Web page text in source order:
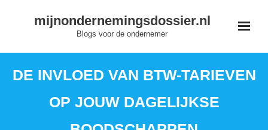
mijnondernemingsdossier.nl
Blogs voor de ondernemer
DE INVLOED VAN BTW-TARIEVEN
OP JOUW DAGELIJKSE